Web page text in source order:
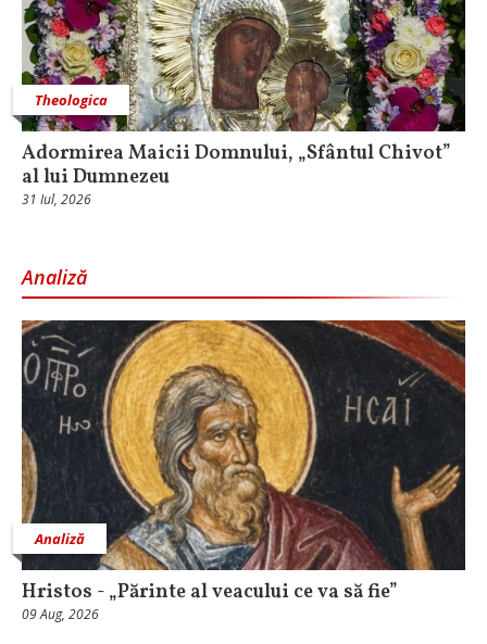
Theologica
Adormirea Maicii Domnului, „Sfântul Chivot”
al lui Dumnezeu
31 Iul, 2026
Analiză
Analiză
Hristos - „Părinte al veacului ce va să fie”
09 Aug, 2026